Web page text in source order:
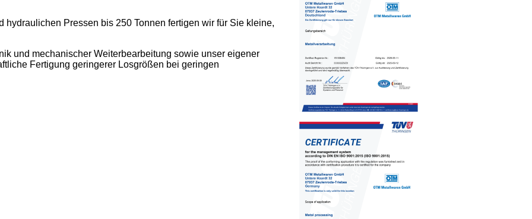
hydraulichen Pressen bis 250 Tonnen fertigen wir für Sie kleine,
und mechanischer Weiterbearbeitung sowie unser eigener
Fertigung geringerer Losgrößen bei geringen